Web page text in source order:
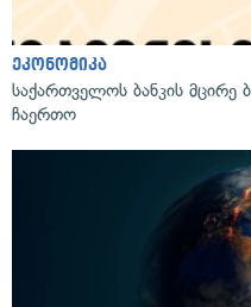
ეკონომიკა
საქართველოს ბანკის მცირე
ჩაერთო